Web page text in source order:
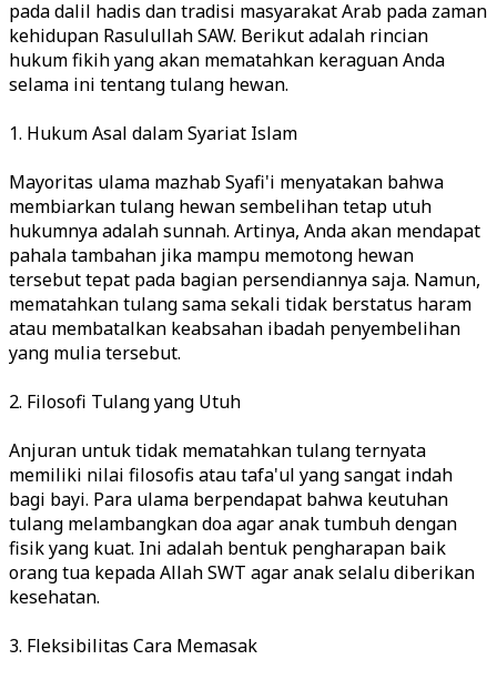
pada dalil hadis dan tradisi masyarakat Arab pada zaman
kehidupan Rasulullah SAW. Berikut adalah rincian
hukum fikih yang akan mematahkan keraguan Anda
selama ini tentang tulang hewan.
1. Hukum Asal dalam Syariat Islam
Mayoritas ulama mazhab Syafi'i menyatakan bahwa
membiarkan tulang hewan sembelihan tetap utuh
hukumnya adalah sunnah. Artinya, Anda akan mendapat
pahala tambahan jika mampu memotong hewan
tersebut tepat pada bagian persendiannya saja. Namun,
mematahkan tulang sama sekali tidak berstatus haram
atau membatalkan keabsahan ibadah penyembelihan
yang mulia tersebut.
2. Filosofi Tulang yang Utuh
Anjuran untuk tidak mematahkan tulang ternyata
memiliki nilai filosofis atau tafa'ul yang sangat indah
bagi bayi. Para ulama berpendapat bahwa keutuhan
tulang melambangkan doa agar anak tumbuh dengan
fisik yang kuat. Ini adalah bentuk pengharapan baik
orang tua kepada Allah SWT agar anak selalu diberikan
kesehatan.
3. Fleksibilitas Cara Memasak